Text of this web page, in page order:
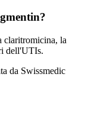
la
dell'UTIs.
da Swissmedic